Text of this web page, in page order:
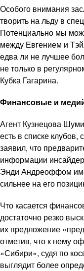
Особого внимания
творить на льду в
Потенциально мы
между Евгением и
едва ли не лучшее
не только в
Кубка Гагарина.
Финансовые и
Агент Кузнецова
есть в списке
заявил, что
информации
Энди Андреоффом
сильнее на его
Что касается
достаточно резко
их предложение
отметив, что к нему
«Сибири», судя по
выглядит более